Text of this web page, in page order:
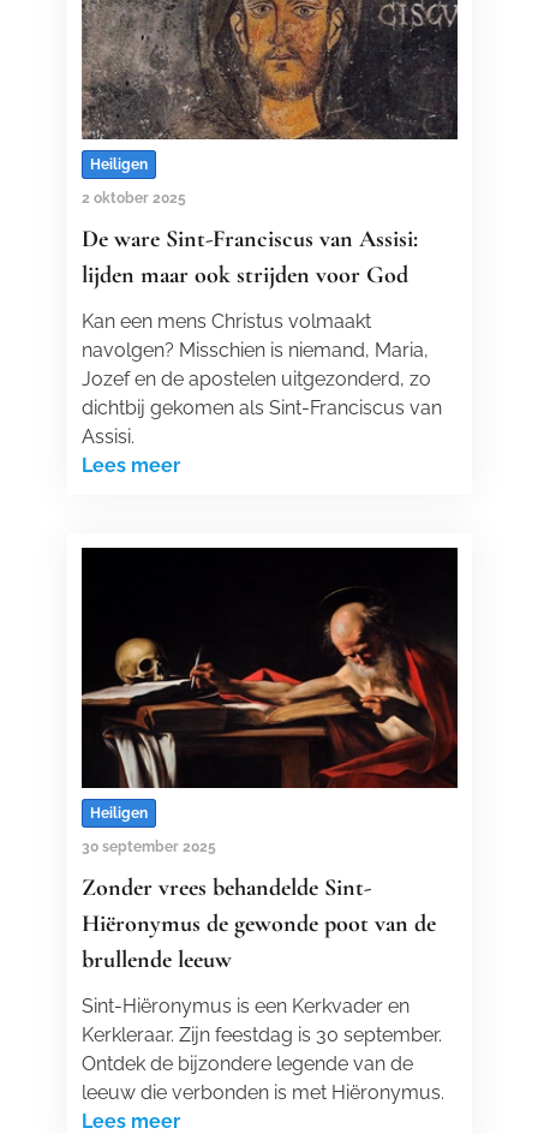
Heiligen
2 oktober 2025
De ware Sint-Franciscus van Assisi:
lijden maar ook strijden voor God
Kan een mens Christus volmaakt
navolgen? Misschien is niemand, Maria,
Jozef en de apostelen uitgezonderd, zo
dichtbij gekomen als Sint-Franciscus van
Assisi.
Lees meer
Heiligen
30 september 2025
Zonder vrees behandelde Sint-
Hiëronymus de gewonde poot van de
brullende leeuw
Sint-Hiëronymus is een Kerkvader en
Kerkleraar. Zijn feestdag is 30 september.
Ontdek de bijzondere legende van de
leeuw die verbonden is met Hiëronymus.
Lees meer